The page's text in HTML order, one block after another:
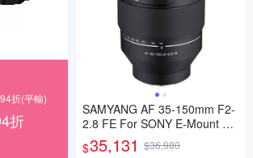
折(平輸)
折
SAMYANG AF 35-150mm F2-
2.8 FE For SONY E-Mount 自
動對焦鏡頭 公司貨
$35,131 $36,980